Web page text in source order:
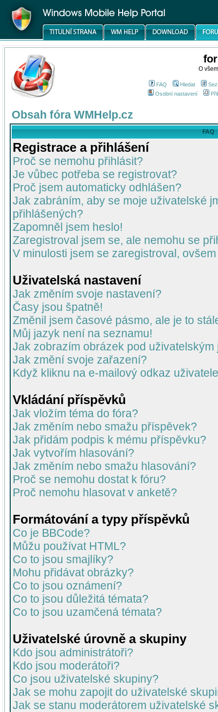
O
FAQ Hledat
Osobní nastavení
Obsah fóra WMHelp.cz
FAQ
Registrace a přihlášení
Proč se nemohu přihlásit?
Je vůbec potřeba se registrovat?
Proč jsem automaticky odhlášen?
Jak zabráním, aby se moje uživatelské
přihlášených?
Zapomněl jsem heslo!
Zaregistroval jsem se, ale nemohu se
V minulosti jsem se zaregistroval,
Uživatelská nastavení
Jak změním svoje nastavení?
Časy jsou špatně!
Změnil jsem časové pásmo, ale je to
Můj jazyk není na seznamu!
Jak zobrazím obrázek pod uživatelským
Jak změní svoje zařazení?
Když kliknu na e-mailový odkaz
Vkládání příspěvků
Jak vložím téma do fóra?
Jak změním nebo smažu příspěvek?
Jak přidám podpis k mému příspěvku?
Jak vytvořím hlasování?
Jak změním nebo smažu hlasování?
Proč se nemohu dostat k fóru?
Proč nemohu hlasovat v anketě?
Formátování a typy příspěvků
Co je BBCode?
Můžu používat HTML?
Co to jsou smajlíky?
Mohu přidávat obrázky?
Co to jsou oznámení?
Co to jsou důležitá témata?
Co to jsou uzamčená témata?
Uživatelské úrovně a skupiny
Kdo jsou administrátoři?
Kdo jsou moderátoři?
Co jsou uživatelské skupiny?
Jak se mohu zapojit do uživatelské
Jak se stanu moderátorem uživatelské